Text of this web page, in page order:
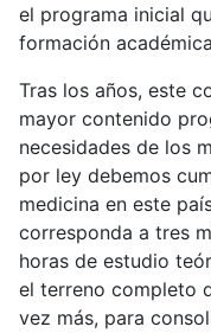
el programa inicial
formación
Tras los años, este
mayor contenido
necesidades de los
por ley debemos
medicina en este
corresponda a tres
horas de estudio
el terreno completo
vez más, para